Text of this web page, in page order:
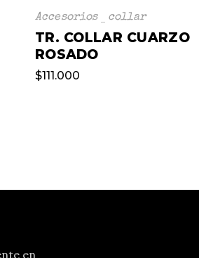
Accesorios collar
TR. COLLAR CUARZO
ROSADO
$111.000